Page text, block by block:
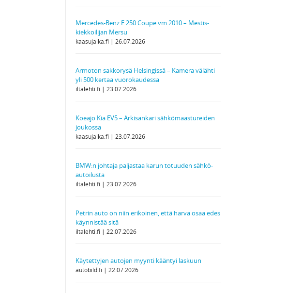
Mercedes-Benz E 250 Coupe vm.2010 – Mestis-
kiekkoilijan Mersu
kaasujalka.fi 26.07.2026
Armoton sakkorysä Helsingissä – Kamera välähti
yli 500 kertaa vuorokaudessa
iltalehti.fi 23.07.2026
Koeajo Kia EV5 – Arkisankari sähkömaastureiden
joukossa
kaasujalka.fi 23.07.2026
BMW:n johtaja paljastaa karun totuuden sähkö­
autoilusta
iltalehti.fi 23.07.2026
Petrin auto on niin erikoinen, että harva osaa edes
käynnistää sitä
iltalehti.fi 22.07.2026
Käytettyjen autojen myynti kääntyi laskuun
autobild.fi 22.07.2026